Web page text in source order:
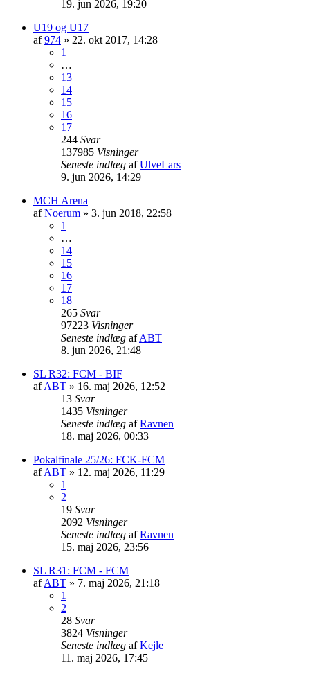
19. jun 2026, 19:20
U19 og U17
af974 » 22. okt 2017, 14:28
1
…
13
14
15
16
17
244 Svar
137985 Visninger
Seneste indlæg afUlveLars
9. jun 2026, 14:29
MCH Arena
afNoerum » 3. jun 2018, 22:58
1
…
14
15
16
17
18
265 Svar
97223 Visninger
Seneste indlæg afABT
8. jun 2026, 21:48
SL R32: FCM - BIF
afABT » 16. maj 2026, 12:52
13 Svar
1435 Visninger
Seneste indlæg afRavnen
18. maj 2026, 00:33
Pokalfinale 25/26: FCK-FCM
afABT » 12. maj 2026, 11:29
1
2
19 Svar
2092 Visninger
Seneste indlæg afRavnen
15. maj 2026, 23:56
SL R31: FCM - FCM
afABT » 7. maj 2026, 21:18
1
2
28 Svar
3824 Visninger
Seneste indlæg afKejle
11. maj 2026, 17:45